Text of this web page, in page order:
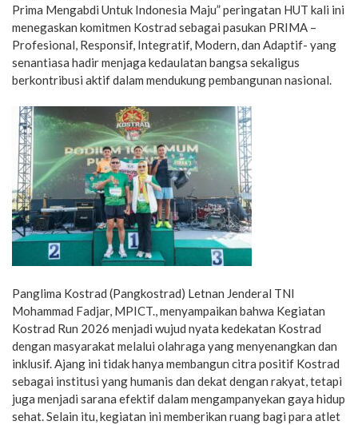
Prima Mengabdi Untuk Indonesia Maju” peringatan HUT kali ini
menegaskan komitmen Kostrad sebagai pasukan PRIMA –
Profesional, Responsif, Integratif, Modern, dan Adaptif- yang
senantiasa hadir menjaga kedaulatan bangsa sekaligus
berkontribusi aktif dalam mendukung pembangunan nasional.
Panglima Kostrad (Pangkostrad) Letnan Jenderal TNI
Mohammad Fadjar, MPICT., menyampaikan bahwa Kegiatan
Kostrad Run 2026 menjadi wujud nyata kedekatan Kostrad
dengan masyarakat melalui olahraga yang menyenangkan dan
inklusif. Ajang ini tidak hanya membangun citra positif Kostrad
sebagai institusi yang humanis dan dekat dengan rakyat, tetapi
juga menjadi sarana efektif dalam mengampanyekan gaya hidup
sehat. Selain itu, kegiatan ini memberikan ruang bagi para atlet